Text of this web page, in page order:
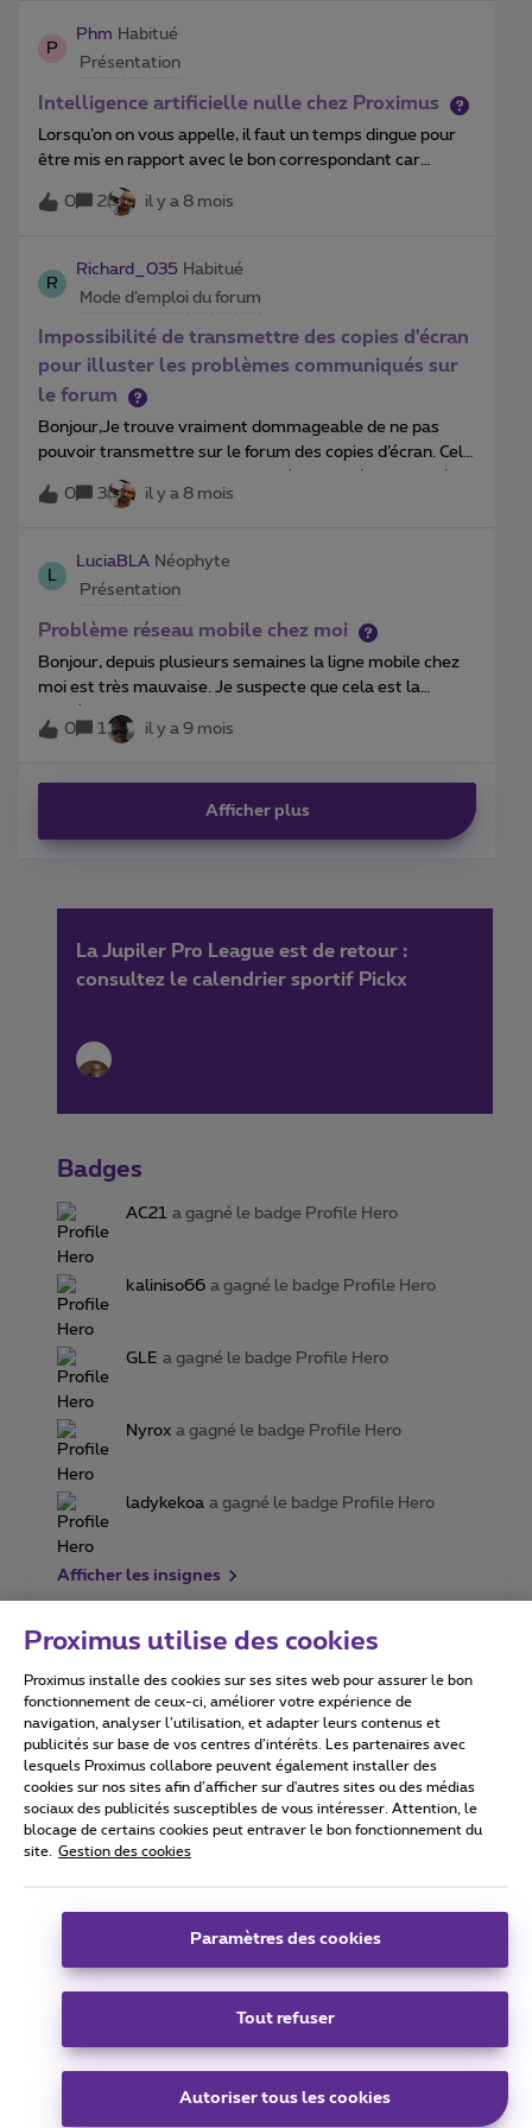
P
Phm Habitué
Présentation
Intelligence artificielle nulle chez Proximus
Lorsqu’on on vous appelle, il faut un temps dingue pour
être mis en rapport avec le bon correspondant car
l’intelligence artificielle ne comprend rien .Avec un tel
service client, c’est plus possible de travailler avec
0 2 il y a 8 mois
R
Richard_035 Habitué
Mode d’emploi du forum
Impossibilité de transmettre des copies d'écran
pour illuster les problèmes communiqués sur
le forum
Bonjour,Je trouve vraiment dommageable de ne pas
pouvoir transmettre sur le forum des copies d’écran. Cela
simplifierait grandement l’exposé du problème…De très
nombreux forums offrent cette possibilité combien
mille mots” ou que ”Un bon croquis vaut mieux qu'un long
discours”… ?
0 3 il y a 8 mois
L
LuciaBLA Néophyte
Présentation
Problème réseau mobile chez moi
Bonjour, depuis plusieurs semaines la ligne mobile chez
moi est très mauvaise. Je suspecte que cela est la
conséquence de la pose de la fibre optique dans la
rue. Comme je travaille 2 fois/ semaine de chez moi, cela
si je vous transmet l’adresse svp? Lucia, Braine l’Alleud
0 1 il y a 9 mois
Afficher plus
La Jupiler Pro League est de retour :
consultez le calendrier sportif Pickx
Badges
AC21 a gagné le badge Profile Hero
kaliniso66 a gagné le badge Profile Hero
GLE a gagné le badge Profile Hero
Nyrox a gagné le badge Profile Hero
ladykekoa a gagné le badge Profile Hero
Afficher les insignes
Conditions d'utilisation Accessibility statement
Tous droits réservés. © 2026
Conditions générales, info consommateur
Coordonnées de l’entreprise
Boulevard du Roi Albert II 27 - B-1030 Bruxelles.
Carrier & Wholesale Solutions
|Telindus
Proximus utilise des cookies
Proximus installe des cookies sur ses sites web pour assurer le bon
fonctionnement de ceux-ci, améliorer votre expérience de
navigation, analyser l’utilisation, et adapter leurs contenus et
publicités sur base de vos centres d’intérêts. Les partenaires avec
lesquels Proximus collabore peuvent également installer des
cookies sur nos sites afin d’afficher sur d'autres sites ou des médias
sociaux des publicités susceptibles de vous intéresser. Attention, le
blocage de certains cookies peut entraver le bon fonctionnement du
site.
Gestion des cookies
Paramètres des cookies
Tout refuser
Autoriser tous les cookies